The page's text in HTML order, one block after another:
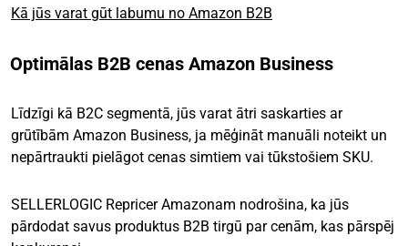
Kā jūs varat gūt labumu no Amazon B2B
Optimālas B2B cenas Amazon Business
Līdzīgi kā B2C segmentā, jūs varat ātri saskarties ar
grūtībām Amazon Business, ja mēģināt manuāli noteikt un
nepārtraukti pielāgot cenas simtiem vai tūkstošiem SKU.
SELLERLOGIC Repricer Amazonam nodrošina, ka jūs
pārdodat savus produktus B2B tirgū par cenām, kas pārspēj